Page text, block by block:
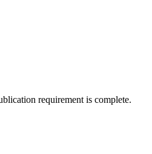
requirement is complete.